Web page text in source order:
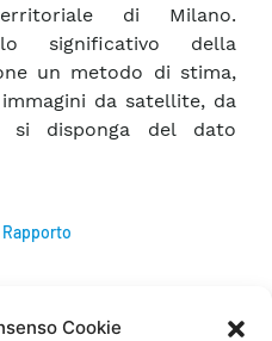
Cookie
di Milano.
significativo della
un metodo di stima,
da satellite, da
si disponga del dato